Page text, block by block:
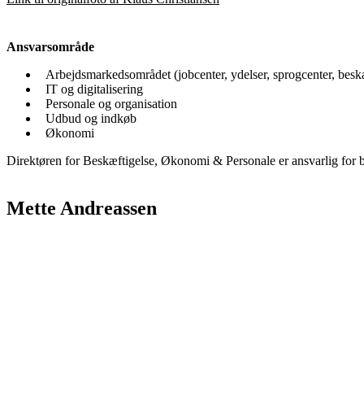
Ansvarsområde
Arbejdsmarkedsområdet (jobcenter, ydelser, sprogcenter,
IT og digitalisering
Personale og organisation
Udbud og indkøb
Økonomi
Direktøren for Beskæftigelse, Økonomi & Personale er ansvarlig for
Mette Andreassen